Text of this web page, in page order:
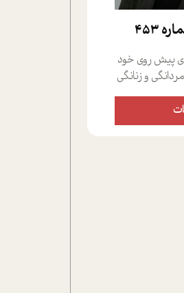
453
پیش روی خود
و زنانگی
این که؛ گفت و
علیخواه،
مختلف تلاش